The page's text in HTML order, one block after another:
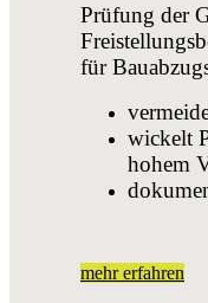
Prüfung der
für
wickelt
hohem
mehr erfahren